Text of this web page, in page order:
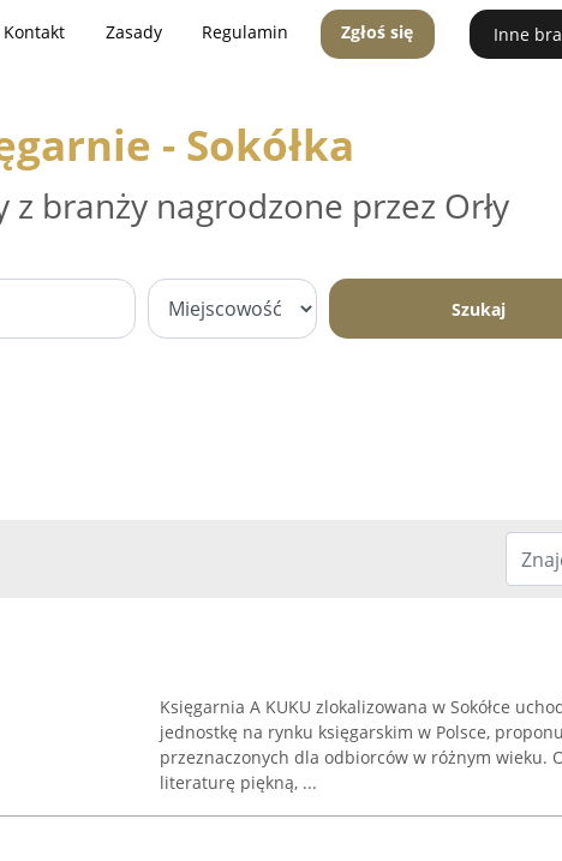
Kontakt Zasady Regulamin Zgłoś się Inne
- Sokółka
branży nagrodzone przez Orły
Szukaj
Księgarnia A KUKU zlokalizowana w Sokółce
jednostkę na rynku księgarskim w Polsce,
przeznaczonych dla odbiorców w różnym wieku.
literaturę piękną, ...